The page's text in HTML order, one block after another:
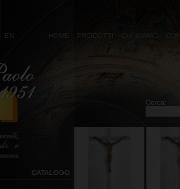
EN HOME PRODOTTI CHI SIAMO
Cerca:
CATALOGO